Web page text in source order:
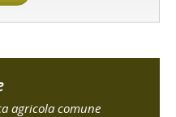
agricola comune